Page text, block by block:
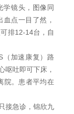
学镜头，图像同
点一目了然，
排12-14台，自
（加速康复）路
呕吐即可下床，
院。患者平均在
接急诊，锦欣九